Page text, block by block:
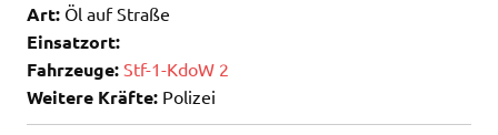
Art: Öl auf Straße
Einsatzort:
Fahrzeuge: Stf-1-KdoW 2
Weitere Kräfte: Polizei